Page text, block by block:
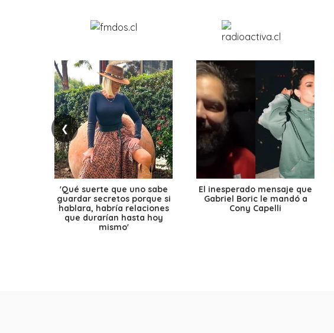
❮
'Qué suerte que uno sabe
guardar secretos porque si
hablara, habría relaciones
que durarían hasta hoy
mismo'
El inesperado mensaje que
Gabriel Boric le mandó a
Cony Capelli